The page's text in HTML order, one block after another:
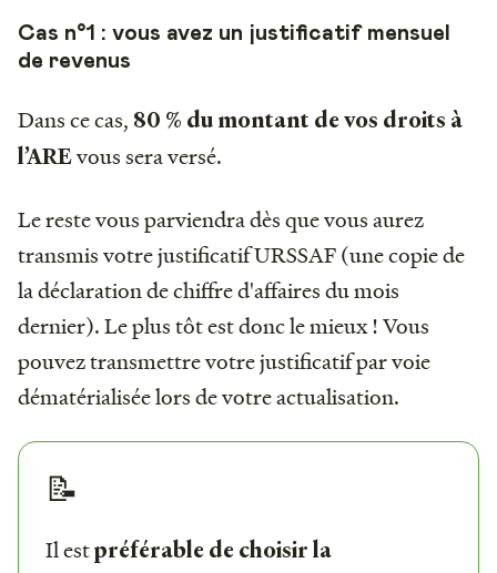
Cas n°1 : vous avez un justificatif mensuel
de revenus
Dans ce cas, 80 % du montant de vos droits à
l’AREvous sera versé.
Le reste vous parviendra dès que vous aurez
transmis votre justificatif URSSAF (une copie de
la déclaration de chiffre d'affaires du mois
dernier). Le plus tôt est donc le mieux ! Vous
pouvez transmettre votre justificatif par voie
dématérialisée lors de votre actualisation.
📝
Il estpréférable de choisir la